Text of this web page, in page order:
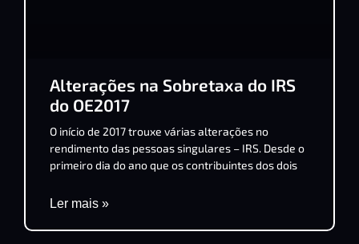
Alterações na Sobretaxa do IRS
do OE2017
O início de 2017 trouxe várias alterações no
rendimento das pessoas singulares – IRS. Desde o
primeiro dia do ano que os contribuintes dos dois
Ler mais »